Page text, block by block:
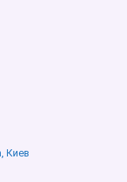
Киев